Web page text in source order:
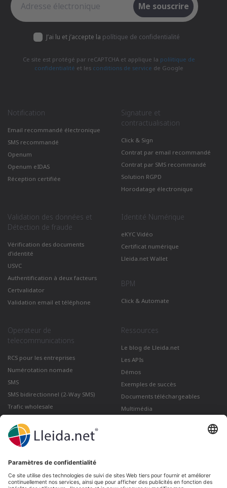
Me souscrire
J’ai lu et j’accepte la polítique de confidentialité
Ce site est protégé par reCAPTCHA et applique la políitique de
confidentialité et les conditions de service de Google
Notification
Email recommandé électronique
SMS recommandé
Openum
Openum eIDAS
Réception certifiée
Signature et
contractualisation
Click & Sign
Contrat par email recommandé
Contrat par SMS recommandé
Solution RGPD
Horodatage électronique
Validation des données et
Détection de fraude
Vérification des documents
d’identité
USVC
Authentification à deux facteurs
Certvalidator
Validation email et téléphone
Identité Numérique
eKYC Vidéo
Certificat numérique
Lleida.net Wallet
BPM
Click & Automate
Operateur de
telecommunications
RCS pour les entreprises
Numérotation nomade
SMS
SMS bidirectionnel (2-Way SMS)
Trafic wholesale
Ressources
Le blog de Lleida.net
Les APIs
Démos
Exemples de succès
Documents téléchargeables
Multimédia
électronique certifié depuis Gmail
Lleida · Madrid · València · São Paulo · Bogotá ·
Santiago de Chile · Dubai · Santo Domingo ·